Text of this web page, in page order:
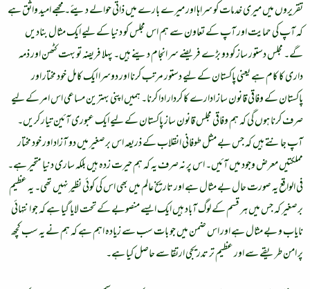
تقریروں میں میری خدمات کو سراہا اور میرے بارے میں ذاتی حوالے دیئے۔ مجھے امید واثق ہے
کہ آپ کی حمایت اور آپ کے تعاون سے ہم اس مجلس کو دنیا کے لیے ایک مثال بنادیں
گے۔ مجلس دستور ساز کو دو بڑے فریضے سر انجام دینے ہیں۔ پہلا فریضہ تو بہت کٹھن اور ذمہ
داری کا کام ہے یعنی پاکستان کے لیے دستور مرتب کرنا اور دوسرا ایک کامل خود مختار اور
پاکستان کے وفاقی قانون ساز ادارے کا کردار ادا کرنا۔ ہمیں اپنی بہترین مساعی اس امر کے لیے
صرف کرنا ہوں گی کہ ہم وفاقی مجلس قانون ساز پاکستان کے لیے ایک عبوری آئین تیار کریں۔
آپ جانتے ہیں کہ جس بے مثل طوفانی انقلاب کے ذریعہ اس برصغیر میں دو آزاد اور خود مختار
مملکتیں معرض وجود میں آئیں۔ اس پر نہ صرف یہ کہ ہم حیرت زدہ ہیں بلکہ ساری دنیا متحیر ہے۔
فی الواقع یہ صورت حال بے مثال ہے اور تاریخ عالم میں بھی اس کی کوئی نظیر نہیں تھی۔ یہ عظیم
برصغیر کہ جس میں ہر قسم کے لوگ آباد ہیں ایک ایسے منصوبے کے تحت لایا گیا ہے کہ جو انتہائی
نایاب و بے مثال ہے اور اس ضمن میں جو بات سب سے زیادہ اہم ہے کہ ہم نے یہ سب کچھ
پر امن طریقے سے اور عظیم تر تدریجی ارتقا سے حاصل کیا ہے۔